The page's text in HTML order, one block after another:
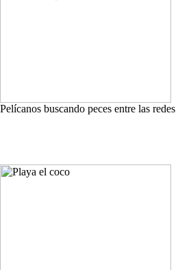
Pelícanos buscando peces entre las redes